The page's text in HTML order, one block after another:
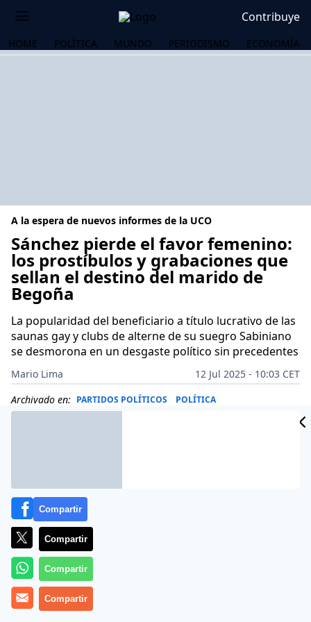
Contribuye
HOME POLÍTICA MUNDO PERIODISMO ECONOMÍA
A la espera de nuevos informes de la UCO
Sánchez pierde el favor femenino:
los prostíbulos y grabaciones que
sellan el destino del marido de
Begoña
La popularidad del beneficiario a título lucrativo de las
saunas gay y clubs de alterne de su suegro Sabiniano
se desmorona en un desgaste político sin precedentes
Mario Lima
12 Jul 2025 - 10:03 CET
Archivado en: PARTIDOS POLÍTICOS POLÍTICA
Compartir
Compartir
Compartir
Compartir